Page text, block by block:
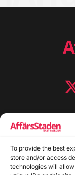
To provide the best
store and/or access
technologies will